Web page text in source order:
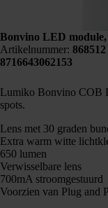
Bonvino LED module,
Artikelnummer: 868512
8716643062153
Lumiko Bonvino COB
spots.
Lens met 30 graden
Extra warm witte
650 lumen
Verwisselbare lens
700mA stroomgestuurd
Voorzien van Plug and